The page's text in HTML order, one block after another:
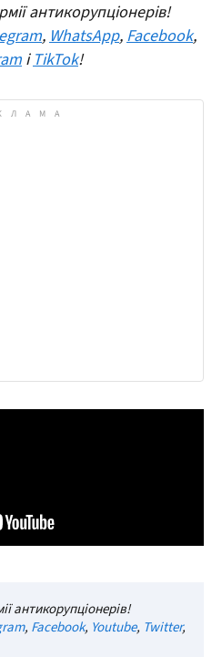
антикорупціонерів!
,WhatsApp,Facebook,
іTikTok!
антикорупціонерів!
, Facebook, Youtube, Twitter,